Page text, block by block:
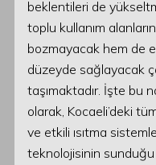
beklentileri de
toplu kullanım
bozmayacak hem de
düzeyde sağlayacak
taşımaktadır. İşte bu
olarak, Kocaeli’deki
ve etkili ısıtma
teknolojisinin sunduğu